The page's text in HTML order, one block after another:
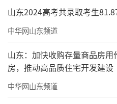
山东2024高考共录取考生
中华网山东频道
山东：加快收购存量商品房用
房，推动高品质住宅开发建设
中华网山东频道